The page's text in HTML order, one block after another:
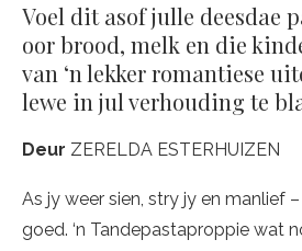
Voel dit asof julle deesdae
oor brood, melk en die
van ‘n lekker romantiese
lewe in jul verhouding te
Deur ZERELDA ESTERHUIZEN
As jy weer sien, stry jy en manlief
goed. ‘n Tandepastaproppie wat